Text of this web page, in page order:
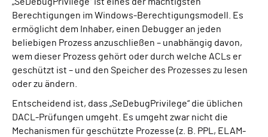
Berechtigungen im Windows-Berechtigungsmodell. Es
ermöglicht dem Inhaber, einen Debugger an jeden
beliebigen Prozess anzuschließen – unabhängig davon,
wem dieser Prozess gehört oder durch welche ACLs er
geschützt ist – und den Speicher des Prozesses zu lesen
oder zu ändern.
Entscheidend ist, dass „SeDebugPrivilege“ die üblichen
DACL-Prüfungen umgeht. Es umgeht zwar nicht die
Mechanismen für geschützte Prozesse (z. B. PPL, ELAM-